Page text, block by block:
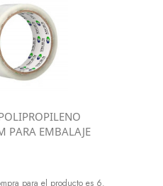
PARA EMBALAJE
para el producto es 6.